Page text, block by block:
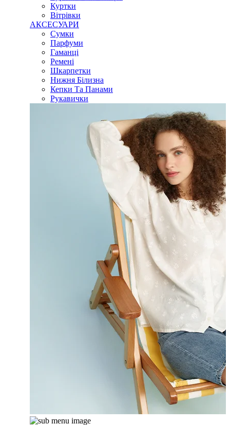
Куртки
Вітрівки
АКСЕСУАРИ
Сумки
Парфуми
Гаманці
Ремені
Шкарпетки
Нижня Білизна
Кепки Та Панами
Рукавички